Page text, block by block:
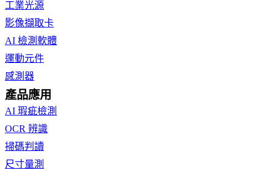
工業光源
影像擷取卡
AI 檢測軟體
運動元件
感測器
產品應用
AI 瑕疵檢測
OCR 辨識
掃碼判讀
尺寸量測